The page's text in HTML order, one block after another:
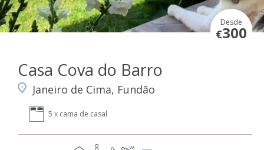
Desde
€300
Casa Cova do Barro
Janeiro de Cima, Fundão
5 x cama de casal